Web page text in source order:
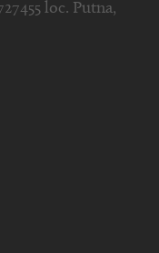
loc. Putna,